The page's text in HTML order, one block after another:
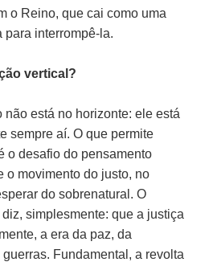
o Reino, que cai como uma
para interrompê-la.
vertical?
não está no horizonte: ele está
sempre aí. O que permite
o desafio do pensamento
o movimento do justo, no
do sobrenatural. O
simplesmente: que a justiça
a era da paz, da
Fundamental, a revolta